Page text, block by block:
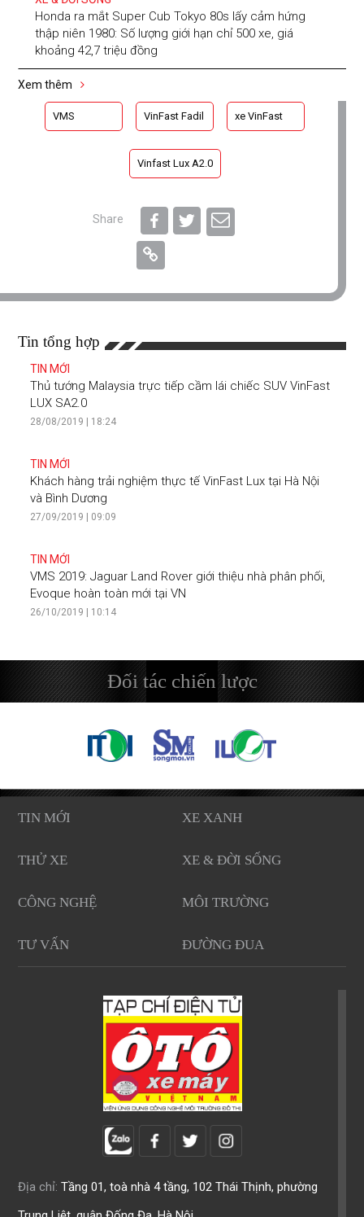
Honda ra mắt Super Cub Tokyo 80s lấy cảm hứng
thập niên 1980: Số lượng giới hạn chỉ 500 xe, giá
khoảng 42,7 triệu đồng
Xem thêm
VMS VinFast Fadil xe VinFast
Vinfast Lux A2.0
Share
Tin tổng hợp
TIN MỚI
Thủ tướng Malaysia trực tiếp cầm lái chiếc SUV VinFast
LUX SA2.0
28/08/2019 | 18:24
TIN MỚI
Khách hàng trải nghiệm thực tế VinFast Lux tại Hà Nội
và Bình Dương
27/09/2019 | 09:09
TIN MỚI
VMS 2019: Jaguar Land Rover giới thiệu nhà phân phối,
Evoque hoàn toàn mới tại VN
26/10/2019 | 10:14
Đối tác chiến lược
TIN MỚI XE XANH
THỬ XE XE & ĐỜI SỐNG
CÔNG NGHỆ MÔI TRƯỜNG
TƯ VẤN ĐƯỜNG ĐUA
Địa chỉ: Tầng 01, toà nhà 4 tầng, 102 Thái Thịnh, phường